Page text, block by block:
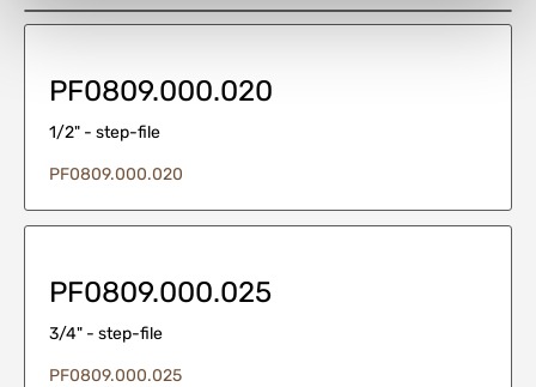
PF0809.000.020
1/2" - step-file
PF0809.000.020
PF0809.000.025
3/4" - step-file
PF0809.000.025